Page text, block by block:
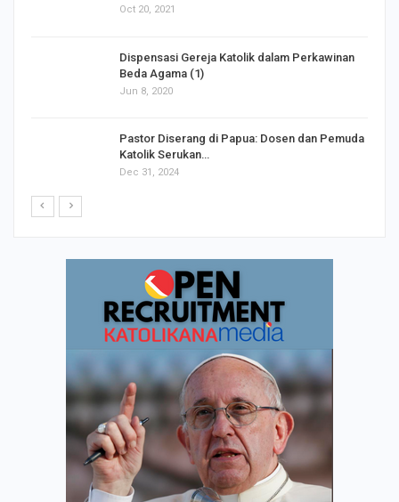
Oct 20, 2021
Dispensasi Gereja Katolik dalam Perkawinan
Beda Agama (1)
Jun 8, 2020
Pastor Diserang di Papua: Dosen dan Pemuda
Katolik Serukan…
Dec 31, 2024